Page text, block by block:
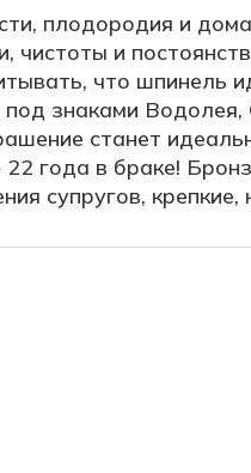
плодородия и
чистоты и
что шпинель
под знаками
станет
года в браке!
супругов, крепкие,